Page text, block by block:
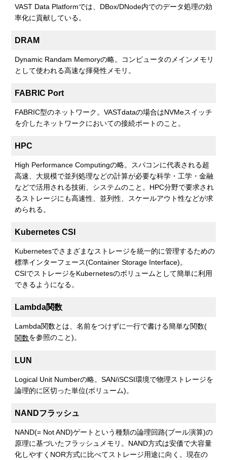
VAST Data Platformでは、DBox/DNode内でのデータ処理の効
率化に貢献している。
DRAM
Dynamic Randam Memoryの略。コンピュータのメインメモリ
として使われる高速な揮発性メモリ。
FABRIC Port
FABRIC型のネットワーク。VASTdataの場合はNVMeスイッチ
を介したネットワークにおいての接続ポートのこと。
HPC
High Performance Computingの略。スパコンに代表される超
高速、大規模で並列処理などの計算が必要な科学・工学・金融
などで活用される技術、システムのこと。HPC分野で要求され
るストレージにも高速性、並列性、スケールアウト性などが求
められる。
Kubernetes CSI
Kubernetesでさまざまなストレージを統一的に管理するための
標準インターフェース(Container Storage Interface)。
CSIでストレージをKubernetesのボリュームとして簡単に利用
できるようになる。
Lambda関数
Lambda関数とは、名前をつけずに一行で書ける簡単な関数(
関数を参照のこと)。
LUN
Logical Unit Numberの略。SAN/iSCSI環境で物理ストレージを
論理的に区切った単位(ボリューム)。
NANDフラッシュ
NAND(= Not AND)ゲートという種類の論理回路(ブール演算)の
原理に基づいたフラッシュメモリ。NAND方式は安価で大容量
化しやすくNOR方式に比べてストレージ用途に向く。現在の